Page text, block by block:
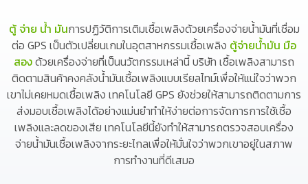
ตู้ จ่าย น้ํา มันการปฏิวัติการเติมเชื้อเพลิงด้วยเครื่องจ่ายน้ำมันที่เชื่อม
ต่อ GPS เป็นตัวเปลี่ยนเกมในอุตสาหกรรมเชื้อเพลิง ตู้จ่ายน้ำมัน มือ
สองด้วยเครื่องจ่ายที่เป็นนวัตกรรมเหล่านี้ บริษัท เชื้อเพลิงสามารถ
ติดตามสินค้าคงคลังน้ำมันเชื้อเพลิงแบบเรียลไทม์เพื่อให้แน่ใจว่าพวก
เขาไม่เคยหมดเชื้อเพลิง เทคโนโลยี GPS ยังช่วยให้สามารถติดตามการ
ส่งมอบเชื้อเพลิงได้อย่างแม่นยำทำให้ง่ายต่อการจัดการการใช้เชื้อ
เพลิงและลดของเสีย เทคโนโลยีนี้ยังทำให้สามารถตรวจสอบเครื่อง
จ่ายน้ำมันเชื้อเพลิงจากระยะไกลเพื่อให้มั่นใจว่าพวกเขาอยู่ในสภาพ
การทำงานที่ดีเสมอ